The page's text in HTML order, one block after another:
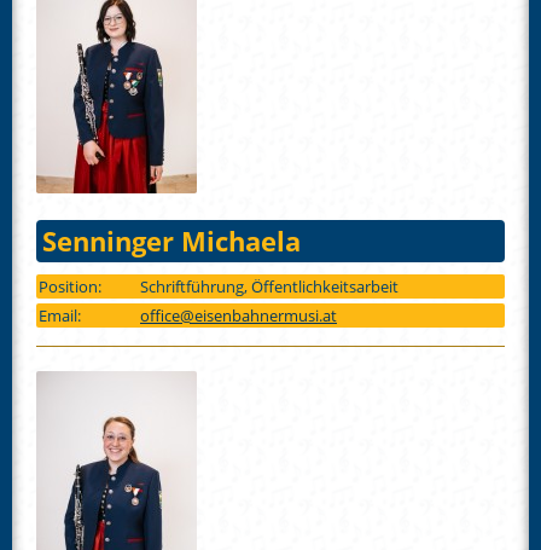
Senninger Michaela
Position:
Schriftführung, Öffentlichkeitsarbeit
Email:
office@eisenbahnermusi.at